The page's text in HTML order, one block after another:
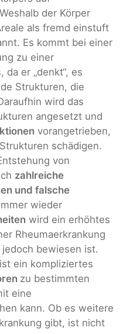
der Körper
als fremd einstuft
Es kommt bei einer
zu einer
er „denkt“, es
Strukturen, die
wird das
angesetzt und
vorangetrieben,
schädigen.
von
zahlreiche
und falsche
wieder
wird ein erhöhtes
Rheumaerkrankung
bewiesen ist.
ein kompliziertes
zu bestimmten
eine
kann. Ob es weitere
gibt, ist nicht